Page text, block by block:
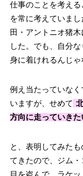
仕事のことを考え
を常に考えていま
田・アントニオ猪
した。でも、自分
身に着けれるんじゃ
例え当たっていな
いますが、せめて
方向に走っていきた
と、表明してみた
てきたので、ジム